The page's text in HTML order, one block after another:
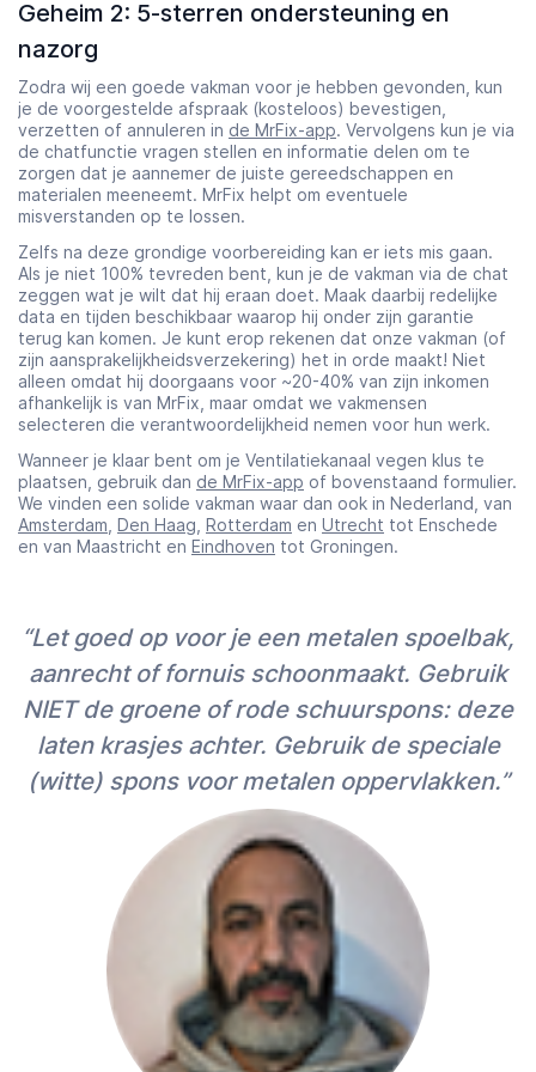
Geheim 2: 5-sterren ondersteuning en
nazorg
Zodra wij een goede vakman voor je hebben gevonden, kun
je de voorgestelde afspraak (kosteloos) bevestigen,
verzetten of annuleren in de MrFix-app. Vervolgens kun je via
de chatfunctie vragen stellen en informatie delen om te
zorgen dat je aannemer de juiste gereedschappen en
materialen meeneemt. MrFix helpt om eventuele
misverstanden op te lossen.
Zelfs na deze grondige voorbereiding kan er iets mis gaan.
Als je niet 100% tevreden bent, kun je de vakman via de chat
zeggen wat je wilt dat hij eraan doet. Maak daarbij redelijke
data en tijden beschikbaar waarop hij onder zijn garantie
terug kan komen. Je kunt erop rekenen dat onze vakman (of
zijn aansprakelijkheidsverzekering) het in orde maakt! Niet
alleen omdat hij doorgaans voor ~20-40% van zijn inkomen
afhankelijk is van MrFix, maar omdat we vakmensen
selecteren die verantwoordelijkheid nemen voor hun werk.
Wanneer je klaar bent om je Ventilatiekanaal vegen klus te
plaatsen, gebruik dan de MrFix-app of bovenstaand formulier.
We vinden een solide vakman waar dan ook in Nederland, van
Amsterdam Den Haag Rotterdam en Utrecht tot Enschede
en van Maastricht en Eindhoven tot Groningen.
“Let goed op voor je een metalen spoelbak,
aanrecht of fornuis schoonmaakt. Gebruik
NIET de groene of rode schuurspons: deze
laten krasjes achter. Gebruik de speciale
(witte) spons voor metalen oppervlakken.”